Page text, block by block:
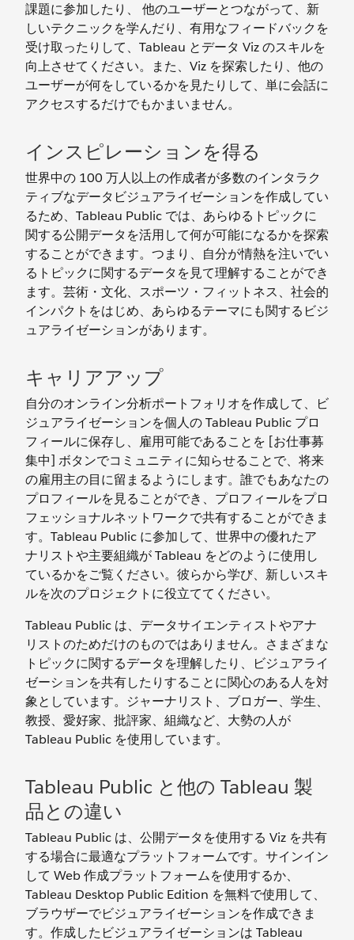
課題に参加したり、 他のユーザーとつながって、新
しいテクニックを学んだり、有用なフィードバックを
受け取ったりして、Tableau とデータ Viz のスキルを
向上させてください。また、Viz を探索したり、他の
ユーザーが何をしているかを見たりして、単に会話に
アクセスするだけでもかまいません。
インスピレーションを得る
世界中の 100 万人以上の作成者が多数のインタラク
ティブなデータビジュアライゼーションを作成してい
るため、Tableau Public では、あらゆるトピックに
関する公開データを活用して何が可能になるかを探索
することができます。つまり、自分が情熱を注いでい
るトピックに関するデータを見て理解することができ
ます。芸術・文化、スポーツ・フィットネス、社会的
インパクトをはじめ、あらゆるテーマにも関するビジ
ュアライゼーションがあります。
キャリアアップ
自分のオンライン分析ポートフォリオを作成して、ビ
ジュアライゼーションを個人の Tableau Public プロ
フィールに保存し、雇用可能であることを [お仕事募
集中] ボタンでコミュニティに知らせることで、将来
の雇用主の目に留まるようにします。誰でもあなたの
プロフィールを見ることができ、プロフィールをプロ
フェッショナルネットワークで共有することができま
す。Tableau Public に参加して、世界中の優れたア
ナリストや主要組織が Tableau をどのように使用し
ているかをご覧ください。彼らから学び、新しいスキ
ルを次のプロジェクトに役立ててください。
Tableau Public は、データサイエンティストやアナ
リストのためだけのものではありません。さまざまな
トピックに関するデータを理解したり、ビジュアライ
ゼーションを共有したりすることに関心のある人を対
象としています。ジャーナリスト、ブロガー、学生、
教授、愛好家、批評家、組織など、大勢の人が
Tableau Public を使用しています。
Tableau Public と他の Tableau 製
品との違い
Tableau Public は、公開データを使用する Viz を共有
する場合に最適なプラットフォームです。サインイン
して Web 作成プラットフォームを使用するか、
Tableau Desktop Public Edition を無料で使用して、
ブラウザーでビジュアライゼーションを作成できま
す。作成したビジュアライゼーションは Tableau